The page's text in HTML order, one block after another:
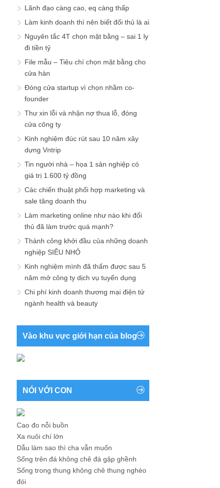
Lãnh đạo càng cao, eq càng thấp
Làm kinh doanh thì nên biết đối thủ là ai
Nguyên tắc 4T chọn mặt bằng – sai 1 ly
đi tiền tỷ
File mẫu – Tiêu chí chọn mặt bằng cho
cửa hàn
Đóng cửa startup vì chọn nhầm co-
founder
Thư xin lỗi và nhận nợ thua lỗ, đóng
cửa công ty
Kinh nghiệm đúc rút sau 10 năm xây
dựng Vntrip
Tin người nhà – họa 1 sản nghiệp có
giá trị 1.600 tỷ đồng
Các chiến thuật phối hợp marketing và
sale tăng doanh thu
Làm marketing online như nào khi đối
thủ đã làm trước quá mạnh?
Thành công khởi đầu của những doanh
nghiệp SIÊU NHỎ
Kinh nghiệm mình đã thấm được sau 5
năm mở công ty dịch vụ tuyển dụng
Chi phí kinh doanh thương mại điện tử
ngành health và beauty
Vào khu vực giới hạn của blog
NÓI VỚI CON
Cao đo nỗi buồn
Xa nuôi chí lớn
Dẫu làm sao thì cha vẫn muốn
Sống trên đá không chê đá gập ghềnh
Sống trong thung không chê thung nghèo
đói